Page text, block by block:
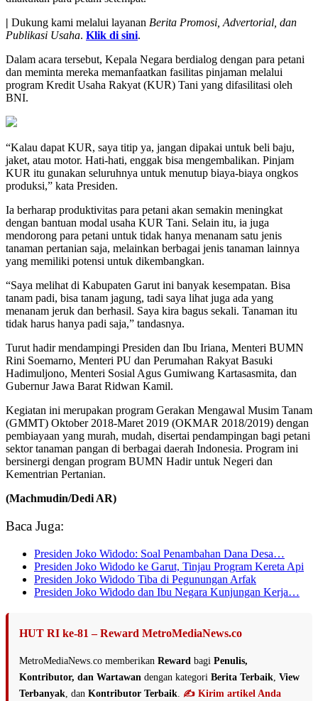
| Dukung kami melalui layanan Berita Promosi, Advertorial, dan
Publikasi Usaha. Klik di sini.
Dalam acara tersebut, Kepala Negara berdialog dengan para petani
dan meminta mereka memanfaatkan fasilitas pinjaman melalui
program Kredit Usaha Rakyat (KUR) Tani yang difasilitasi oleh
BNI.
“Kalau dapat KUR, saya titip ya, jangan dipakai untuk beli baju,
jaket, atau motor. Hati-hati, enggak bisa mengembalikan. Pinjam
KUR itu gunakan seluruhnya untuk menutup biaya-biaya ongkos
produksi,” kata Presiden.
Ia berharap produktivitas para petani akan semakin meningkat
dengan bantuan modal usaha KUR Tani. Selain itu, ia juga
mendorong para petani untuk tidak hanya menanam satu jenis
tanaman pertanian saja, melainkan berbagai jenis tanaman lainnya
yang memiliki potensi untuk dikembangkan.
“Saya melihat di Kabupaten Garut ini banyak kesempatan. Bisa
tanam padi, bisa tanam jagung, tadi saya lihat juga ada yang
menanam jeruk dan berhasil. Saya kira bagus sekali. Tanaman itu
tidak harus hanya padi saja,” tandasnya.
Turut hadir mendampingi Presiden dan Ibu Iriana, Menteri BUMN
Rini Soemarno, Menteri PU dan Perumahan Rakyat Basuki
Hadimuljono, Menteri Sosial Agus Gumiwang Kartasasmita, dan
Gubernur Jawa Barat Ridwan Kamil.
Kegiatan ini merupakan program Gerakan Mengawal Musim Tanam
(GMMT) Oktober 2018-Maret 2019 (OKMAR 2018/2019) dengan
pembiayaan yang murah, mudah, disertai pendampingan bagi petani
sektor tanaman pangan di berbagai daerah Indonesia. Program ini
bersinergi dengan program BUMN Hadir untuk Negeri dan
Kementrian Pertanian.
(Machmudin/Dedi AR)
Baca Juga:
Presiden Joko Widodo: Soal Penambahan Dana Desa…
Presiden Joko Widodo ke Garut, Tinjau Program Kereta Api
Presiden Joko Widodo Tiba di Pegunungan Arfak
Presiden Joko Widodo dan Ibu Negara Kunjungan Kerja…
HUT RI ke-81 – Reward MetroMediaNews.co
MetroMediaNews.co memberikan Reward bagi Penulis,
Kontributor, dan Wartawan dengan kategori Berita Terbaik View
Terbanyak , dan Kontributor Terbaik ✍️ Kirim artikel Anda